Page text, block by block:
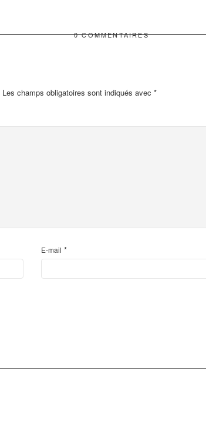
0 COMMENTAIRES
Les champs obligatoires sont indiqués avec *
E-mail *